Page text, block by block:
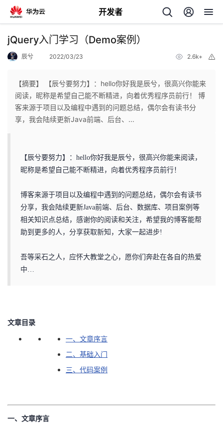
开发者
返
个
我
客
论
的
我
播
活
的
jQuery入门学习（Demo案例）
辰兮 2022/03/23 2.6k+
【摘要】 【辰兮要努力】：hello你好我是辰兮，很高兴你能来
阅读，昵称是希望自己能不断精进，向着优秀程序员前行！ 博
客来源于项目以及编程中遇到的问题总结，偶尔会有读书分
享，我会陆续更新Java前端、后台、...
【辰兮要努力】：hello你好我是辰兮，很高兴你能来阅读，
昵称是希望自己能不断精进，向着优秀程序员前行！
博客来源于项目以及编程中遇到的问题总结，偶尔会有读书
分享，我会陆续更新Java前端、后台、数据库、项目案例等
相关知识点总结，感谢你的阅读和关注，希望我的博客能帮
助到更多的人，分享获取新知，大家一起进步!
吾等采石之人，应怀大教堂之心，愿你们奔赴在各自的热爱
中…
文章目录
一、文章序言
二、基础入门
三、代码案例
一、文章序言